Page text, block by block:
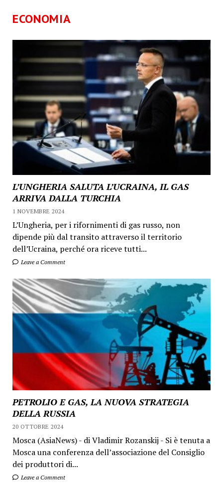
ECONOMIA
L’UNGHERIA SALUTA L’UCRAINA, IL GAS
ARRIVA DALLA TURCHIA
1 NOVEMBRE 2024
L’Ungheria, per i rifornimenti di gas russo, non
dipende più dal transito attraverso il territorio
dell’Ucraina, perché ora riceve tutti...
Leave a Comment
PETROLIO E GAS, LA NUOVA STRATEGIA
DELLA RUSSIA
20 OTTOBRE 2024
Mosca (AsiaNews) - di Vladimir Rozanskij - Si è tenuta a
Mosca una conferenza dell’associazione del Consiglio
dei produttori di...
Leave a Comment